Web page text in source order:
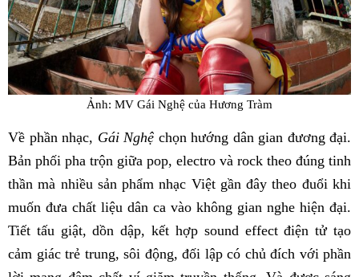
Ảnh: MV Gái Nghệ của Hương Tràm
Về phần nhạc, Gái Nghệ chọn hướng dân gian đương đại.
Bản phối pha trộn giữa pop, electro và rock theo đúng tinh
thần mà nhiều sản phẩm nhạc Việt gần đây theo đuổi khi
muốn đưa chất liệu dân ca vào không gian nghe hiện đại.
Tiết tấu giật, dồn dập, kết hợp sound effect điện tử tạo
cảm giác trẻ trung, sôi động, đối lập có chủ đích với phần